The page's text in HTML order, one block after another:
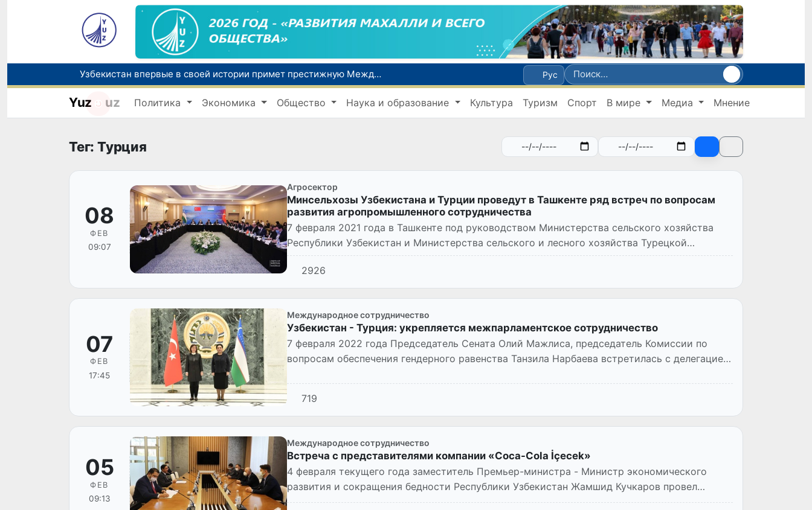
Узбекистан впервые в своей истории примет престижную Международную олимпиаду по информатике IOI 2026
Число пользователей мобильного интернета в Узбекистане за 10 лет выросло в 4,3 раза
При содействии Генконсульства Узбекистана соотечественница, перенесшая инсульт в Алматы, вернулась на родину
Рус
Yuz uz Политика Экономика Общество Наука и образование Культура Туризм Спорт В мире Медиа Мнение
Тег: Турция
08
ФЕВ
09:07
Агросектор
Минсельхозы Узбекистана и Турции проведут в Ташкенте ряд встреч по вопросам
развития агропромышленного сотрудничества
7 февраля 2021 года в Ташкенте под руководством Министерства сельского хозяйства
Республики Узбекистан и Министерства сельского и лесного хозяйства Турецкой
Республики проходит III...
2926
07
ФЕВ
17:45
Международное сотрудничество
Узбекистан - Турция: укрепляется межпарламентское сотрудничество
7 февраля 2022 года Председатель Сената Олий Мажлиса, председатель Комиссии по
вопросам обеспечения гендерного равенства Танзила Нарбаева встретилась с делегацией
719
05
ФЕВ
09:13
Международное сотрудничество
Встреча с представителями компании «Coca-Cola İçecek»
4 февраля текущего года заместитель Премьер-министра - Министр экономического
развития и сокращения бедности Республики Узбекистан Жамшид Кучкаров провел
встречу с директором по ко...